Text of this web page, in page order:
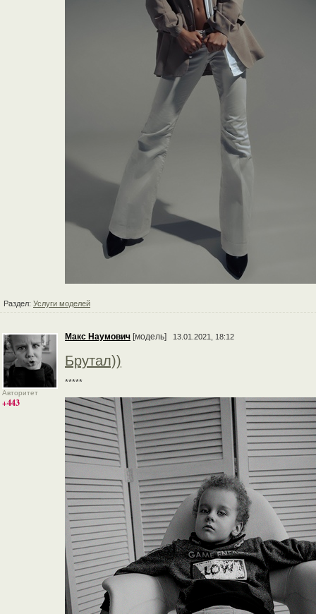
Раздел: Услуги моделей
Авторитет
+443
Макс Наумович [модель] 13.01.2021, 18:12
Брутал))
*****